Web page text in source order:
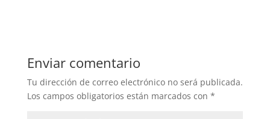
Enviar comentario
Tu dirección de correo electrónico no será publicada.
Los campos obligatorios están marcados con *